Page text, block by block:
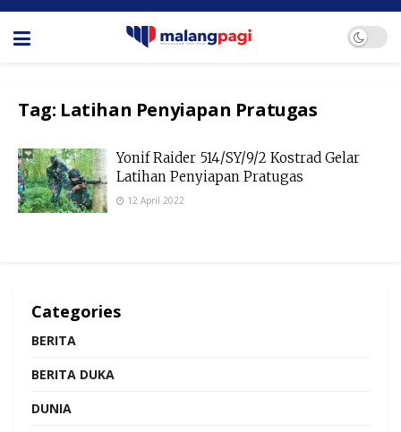
Tag: Latihan Penyiapan Pratugas
Yonif Raider 514/SY/9/2 Kostrad Gelar
Latihan Penyiapan Pratugas
12 April 2022
Categories
BERITA
BERITA DUKA
DUNIA